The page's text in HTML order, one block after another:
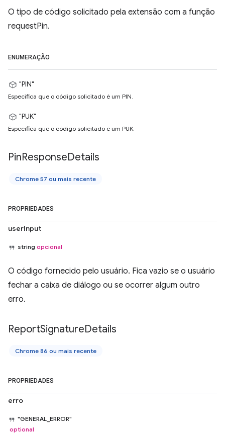
O tipo de código solicitado pela extensão com a função
requestPin.
ENUMERAÇÃO
"PIN"
Especifica que o código solicitado é um PIN.
"PUK"
Especifica que o código solicitado é um PUK.
PinResponseDetails
Chrome 57 ou mais recente
PROPRIEDADES
userInput
string opcional
O código fornecido pelo usuário. Fica vazio se o usuário
fechar a caixa de diálogo ou se ocorrer algum outro
erro.
ReportSignatureDetails
Chrome 86 ou mais recente
PROPRIEDADES
erro
"GENERAL_ERROR"
optional